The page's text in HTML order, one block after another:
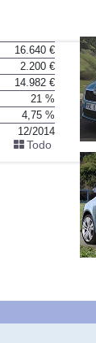
Todo
16.640 €
2.200 €
14.982 €
21 %
4,75 %
12/2014